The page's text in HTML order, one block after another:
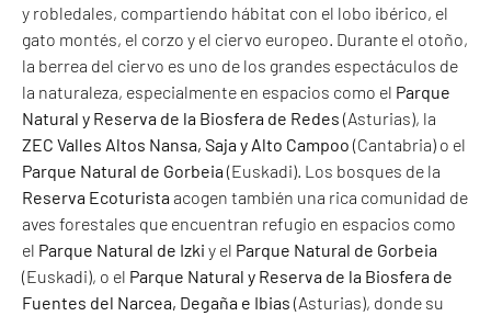
y robledales, compartiendo hábitat con el lobo ibérico, el
gato montés, el corzo y el ciervo europeo. Durante el otoño,
la berrea del ciervo es uno de los grandes espectáculos de
la naturaleza, especialmente en espacios como el Parque
Natural y Reserva de la Biosfera de Redes (Asturias), la
ZEC Valles Altos Nansa, Saja y Alto Campoo (Cantabria) o el
Parque Natural de Gorbeia (Euskadi). Los bosques de la
Reserva Ecoturista acogen también una rica comunidad de
aves forestales que encuentran refugio en espacios como
el Parque Natural de Izki y el Parque Natural de Gorbeia
(Euskadi), o el Parque Natural y Reserva de la Biosfera de
Fuentes del Narcea, Degaña e Ibias (Asturias), donde su